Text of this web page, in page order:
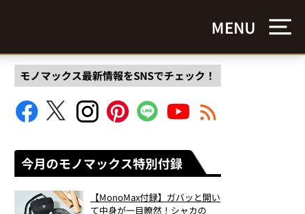
MENU
モノマックス最新情報をSNSでチェック！
今月のモノマックス特別付録
【MonoMax付録】ガバッと開い
て中身が一目瞭然！シャカの